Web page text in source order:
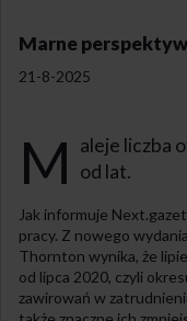
Marne
21-8-2025
M
aleje liczba
od lat.
Jak informuje
pracy. Z nowego
Thornton wynika, że
od lipca 2020, czyli
zawirowań w